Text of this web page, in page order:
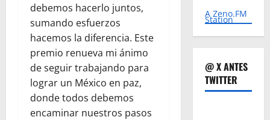
debemos hacerlo juntos,
sumando esfuerzos
hacemos la diferencia. Este
premio renueva mi ánimo
de seguir trabajando para
lograr un México en paz,
donde todos debemos
encaminar nuestros pasos
A Zeno.FM
Station
@ X ANTES
TWITTER